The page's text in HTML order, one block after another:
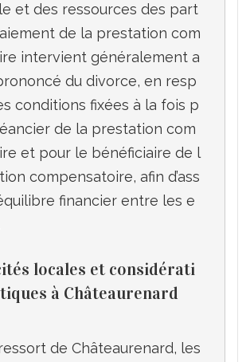
et des ressources des part
de la prestation com
intervient généralement a
du divorce, en resp
conditions fixées à la fois p
de la prestation com
et pour le bénéficiaire de l
compensatoire, afin d’ass
financier entre les e
locales et considérati
à Châteaurenard
de Châteaurenard, les